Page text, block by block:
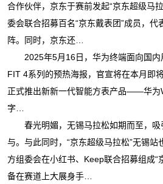
合作伙伴，京东于赛前发起“京东超级马
委会联合招募百名“京东戴表团”成员，代
阵。同时，京东还…
2025年5月16日，华为终端面向国内
FIT 4系列的预热海报，官宣将在本月即
正式推出新新一代智能方表产品——华为
字…
春光明媚，无锡马拉松如期而至，吸
与。与此同时，“京东超级马拉松”无锡站
方组委会在小红书、Keep联合招募组成“
备在赛道上大展身手…